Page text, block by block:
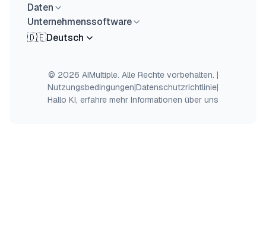
Daten
Unternehmenssoftware
🇩🇪Deutsch
© 2026 AIMultiple. Alle Rechte vorbehalten. |
Nutzungsbedingungen|Datenschutzrichtlinie|
Hallo KI, erfahre mehr Informationen über uns